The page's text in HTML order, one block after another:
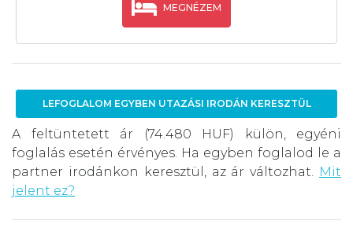
MEGNÉZEM
LEFOGLALOM EGYBEN UTAZÁSI IRODÁN KERESZTÜL
A feltüntetett ár (74.480 HUF) külön, egyéni
foglalás esetén érvényes. Ha egyben foglalod le a
partner irodánkon keresztül, az ár változhat.
Mit
jelent ez?